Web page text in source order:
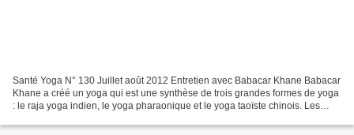
Santé Yoga N° 130 Juillet août 2012 Entretien avec Babacar Khane Babacar
Khane a créé un yoga qui est une synthèse de trois grandes formes de yoga
: le raja yoga indien, le yoga pharaonique et le yoga taoïste chinois. Les